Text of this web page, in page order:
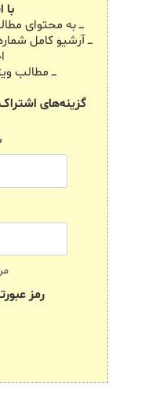
ـــ به محتوای
ـــ آرشیو کامل
ـــ مطالب
گزینه‌های
رمز